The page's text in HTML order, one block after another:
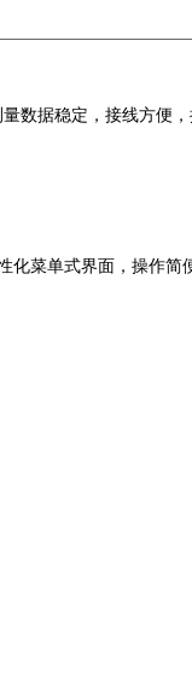
数据稳定，接线方便
菜单式界面，操作简